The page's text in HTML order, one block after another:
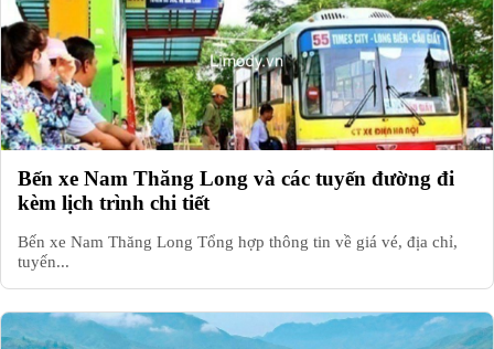
Bến xe Nam Thăng Long và các tuyến đường đi
kèm lịch trình chi tiết
Bến xe Nam Thăng Long Tổng hợp thông tin về giá vé, địa chỉ,
tuyến...